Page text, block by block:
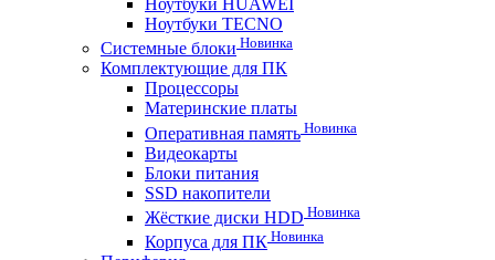
Ноутбуки HUAWEI
Ноутбуки TECNO
Системные блоки Новинка
Комплектующие для ПК
Процессоры
Материнские платы
Оперативная память Новинка
Видеокарты
Блоки питания
SSD накопители
Жёсткие диски HDD Новинка
Корпуса для ПК Новинка